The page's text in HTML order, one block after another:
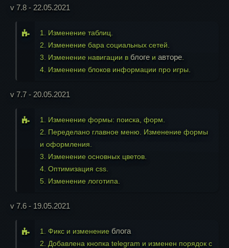
v 7.8 - 22.05.2021
1. Изменение таблиц.
2. Изменение бара социальных сетей.
3. Изменение навигации в блоге и авторе
4. Изменение блоков информации про игры.
v 7.7 - 20.05.2021
1. Изменение формы: поиска, форм.
2. Переделано главное меню. Изменение формы
и оформления.
3. Изменение основных цветов.
4. Оптимизация css.
5. Изменение логотипа.
v 7.6 - 19.05.2021
1. Фикс и изменение блога
2. Добавлена кнопка telegram и изменен порядок с